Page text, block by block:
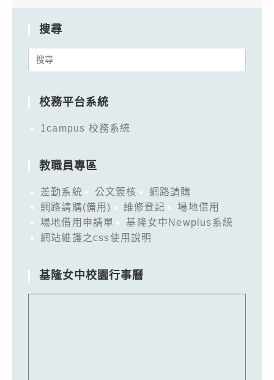
搜尋
Search
校務平台系統
1campus 校務系統
教職員專區
差勤系統 公文簽核
網路請購
網路請購(備用)
維修登記
場地借用
場地借用申請單
基隆女中Newplus系統
網站維護之css使用說明
基隆女中校園行事曆